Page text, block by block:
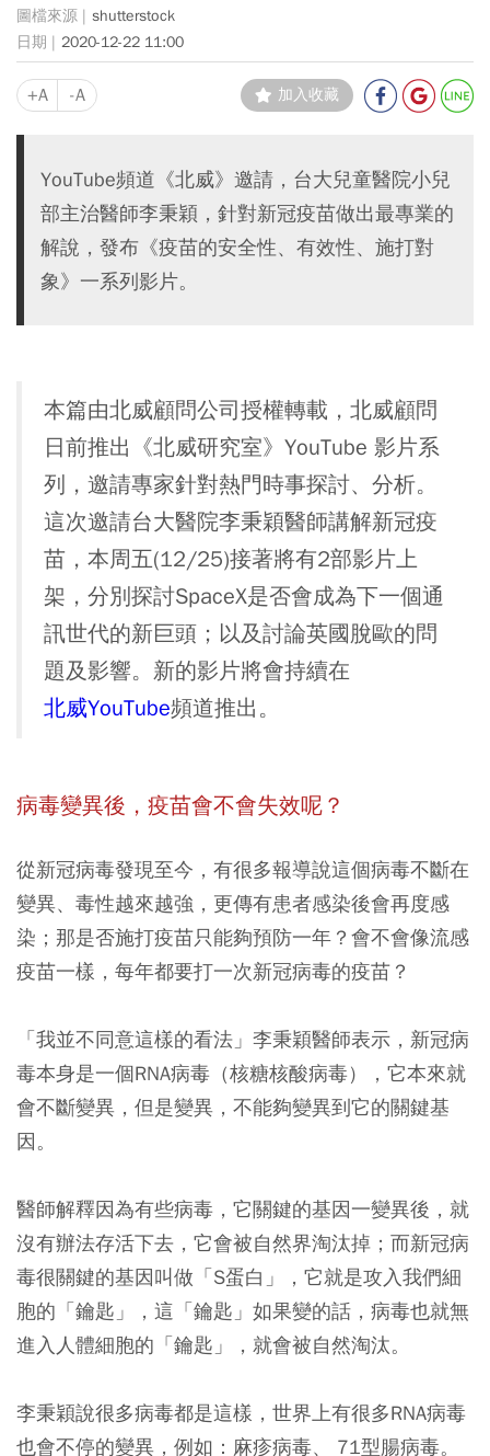
shutterstock
2020-12-22 11:00
+A -A 加入收藏
YouTube頻道《北威》邀請，台大兒童醫院小兒
部主治醫師李秉穎，針對新冠疫苗做出最專業的
解說，發布《疫苗的安全性、有效性、施打對
象》一系列影片。
本篇由北威顧問公司授權轉載，北威顧問
日前推出《北威研究室》YouTube 影片系
列，邀請專家針對熱門時事探討、分析。
這次邀請台大醫院李秉穎醫師講解新冠疫
苗，本周五(12/25)接著將有2部影片上
架，分別探討SpaceX是否會成為下一個通
訊世代的新巨頭；以及討論英國脫歐的問
題及影響。新的影片將會持續在
北威YouTube頻道推出。
病毒變異後，疫苗會不會失效呢？
從新冠病毒發現至今，有很多報導說這個病毒不斷在
變異、毒性越來越強，更傳有患者感染後會再度感
染；那是否施打疫苗只能夠預防一年？會不會像流感
疫苗一樣，每年都要打一次新冠病毒的疫苗？
「我並不同意這樣的看法」李秉穎醫師表示，新冠病
毒本身是一個RNA病毒（核糖核酸病毒），它本來就
會不斷變異，但是變異，不能夠變異到它的關鍵基
因。
醫師解釋因為有些病毒，它關鍵的基因一變異後，就
沒有辦法存活下去，它會被自然界淘汰掉；而新冠病
毒很關鍵的基因叫做「S蛋白」，它就是攻入我們細
胞的「鑰匙」，這「鑰匙」如果變的話，病毒也就無
進入人體細胞的「鑰匙」，就會被自然淘汰。
李秉穎說很多病毒都是這樣，世界上有很多RNA病毒
也會不停的變異，例如：麻疹病毒、 71型腸病毒。